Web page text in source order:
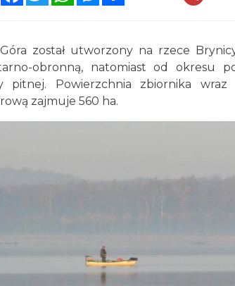
został utworzony na rzece
obronną, natomiast od okresu
pitnej. Powierzchnia zbiornika wraz
zajmuje 560 ha.